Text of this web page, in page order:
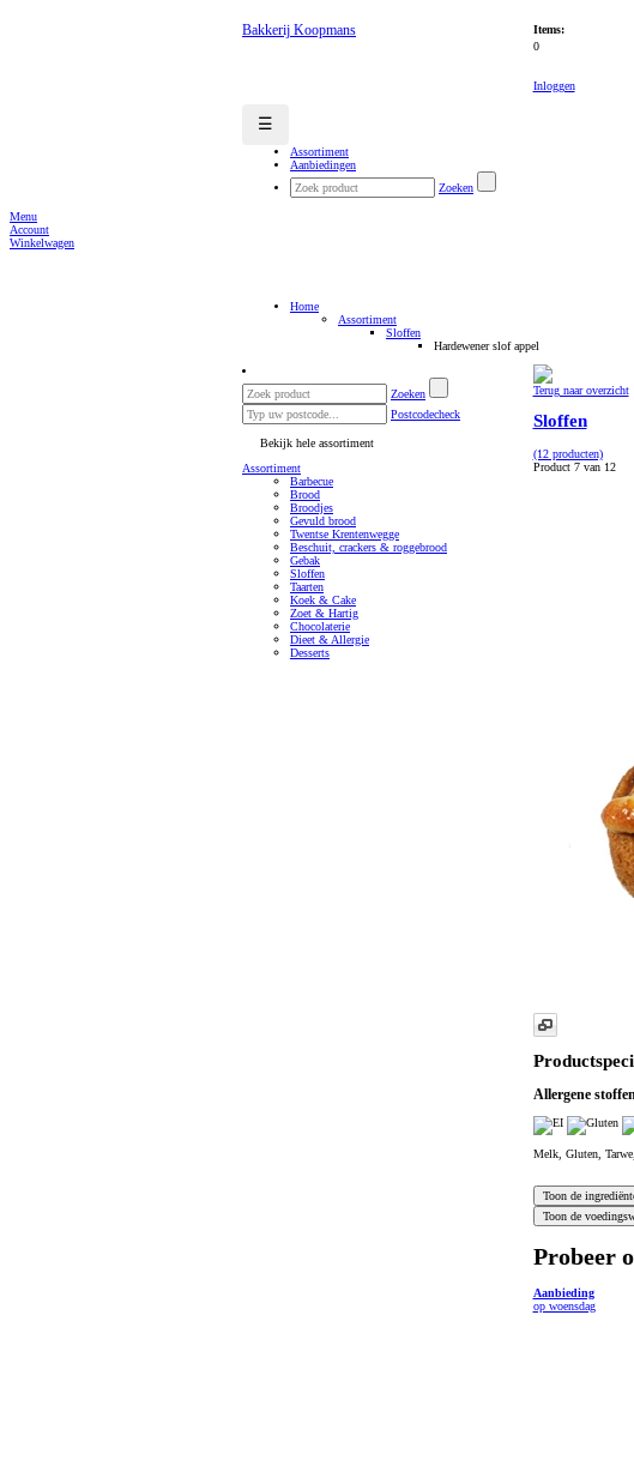
Bakkerij Koopmans
Items:
0
Inloggen
☰
Assortiment
Aanbiedingen
Zoeken
Menu
Account
Winkelwagen
Home
Assortiment
Sloffen
Hardewener slof appel
Zoeken
Postcodecheck
Bekijk hele assortiment
Assortiment
Barbecue
Brood
Broodjes
Gevuld brood
Twentse Krentenwegge
Beschuit, crackers & roggebrood
Gebak
Sloffen
Taarten
Koek & Cake
Zoet & Hartig
Chocolaterie
Dieet & Allergie
Desserts
Terug naar overzicht
Sloffen
(12 producten)
Product 7 van 12
Allergene
Melk, Gluten,
Probeer
Aanbieding
op woensdag